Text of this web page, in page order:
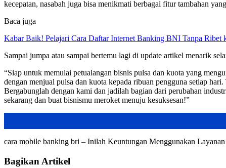
kecepatan, nasabah juga bisa menikmati berbagai fitur tambahan
Baca juga
Kabar Baik! Pelajari Cara Daftar Internet Banking BNI Tanpa Ribet
Sampai jumpa atau sampai bertemu lagi di update artikel menarik
“Siap untuk memulai petualangan bisnis pulsa dan kuota yang
dengan menjual pulsa dan kuota kepada ribuan pengguna setiap
Bergabunglah dengan kami dan jadilah bagian dari perubahan
sekarang dan buat bisnismu meroket menuju kesuksesan!”
cara mobile banking bri – Inilah Keuntungan Menggunakan
Bagikan Artikel